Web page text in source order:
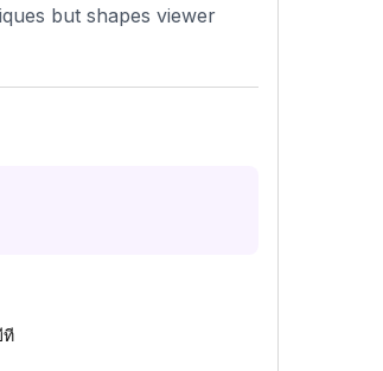
but shapes viewer
ที